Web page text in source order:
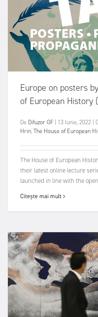
Europe on posters
of European History
De Difuzor GF 13 Iunie, 2022
Hrin,The House of European
The House of European
their latest online lecture
launched in line with the
Citește mai mult